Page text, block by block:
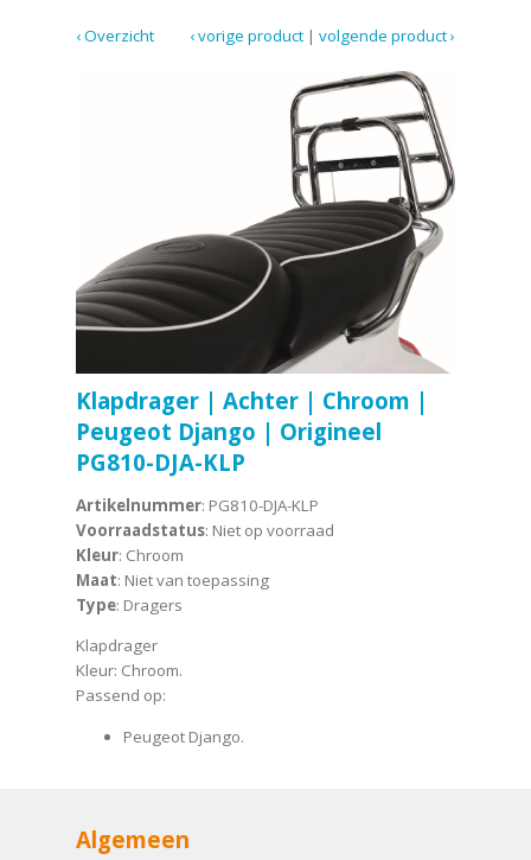
‹ Overzicht volgende product ›
|
‹ vorige product
Klapdrager | Achter | Chroom |
Peugeot Django | Origineel
PG810-DJA-KLP
Artikelnummer: PG810-DJA-KLP
Voorraadstatus: Niet op voorraad
Kleur: Chroom
Maat: Niet van toepassing
Type: Dragers
Klapdrager
Kleur: Chroom.
Passend op:
Peugeot Django.
Algemeen